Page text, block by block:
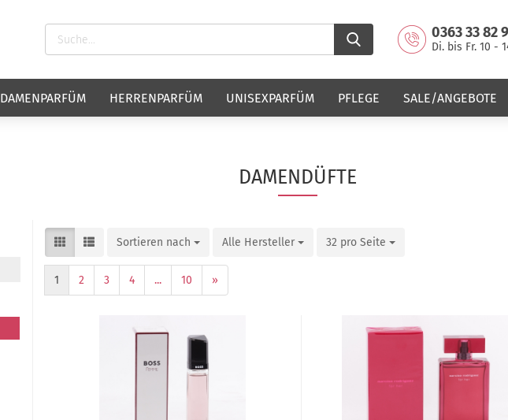
0363 33 82
Di. bis Fr. 10 -
DAMENPARFÜM HERRENPARFÜM UNISEXPARFÜM PFLEGE SALE/ANGEBOTE
DAMENDÜFTE
Sortieren nach Alle Hersteller 32 pro Seite
1 2 3 4 ... 10 »